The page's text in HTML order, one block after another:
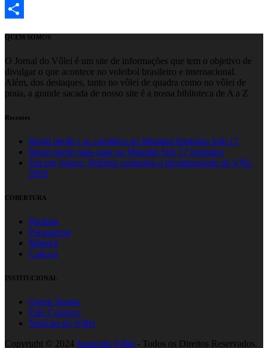
Email
QUEM SOMOS
O Jornal do Vôlei é um site de informações que tem o objetivo de
divulgar o que acontece no voleibol brasileiro e internacional.
Além, dos destaques, tanto no vôlei de quadra como no vôlei de
praia, a grande sacada de nosso site é a nossa biblioteca de A a Z
Recentes
Brasil perde e se complica no Mundial feminino Sub 17
Brasil perde mais uma no Mundial Sub 17 feminino
Em um jogaço, Polônia conquista o tricampeonato da VNL
2026
COBERTURA
Paulista
Paranaense
Mineiro
Carioca
INSTITUCIONAL
Quem Somos
Fale Conosco
Notícias do Vôlei
Copyright © 2024 Jornal do Vôlei - Todos os Direitos Reservados.